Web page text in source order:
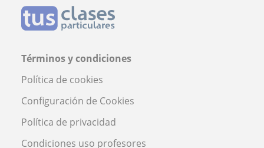
Términos y condiciones
Política de cookies
Configuración de Cookies
Política de privacidad
Condiciones uso profesores